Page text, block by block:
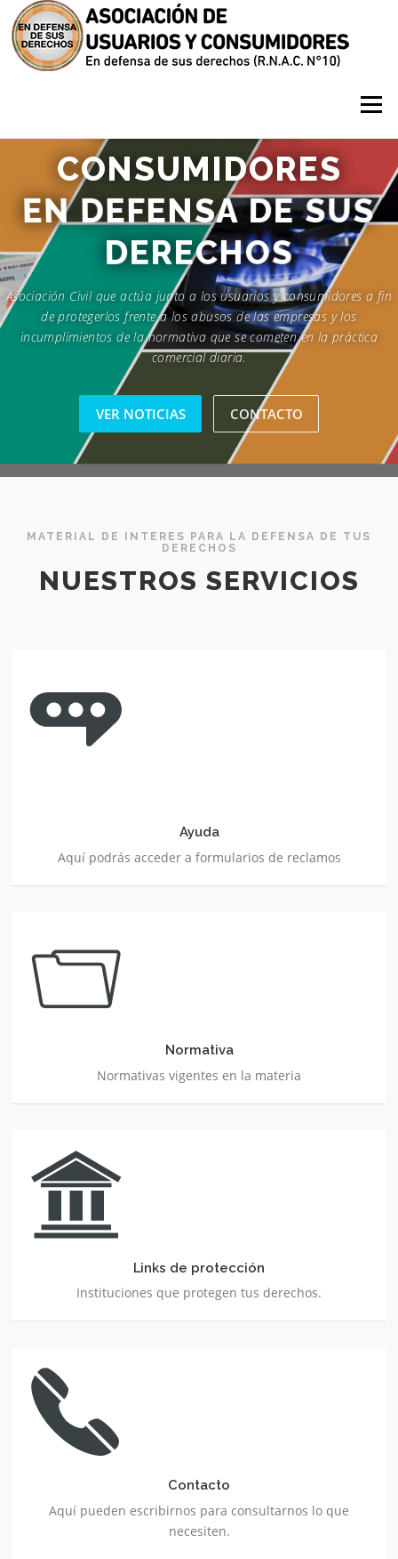
Saltar contenido
Menú
CONSUMIDORES
EN DEFENSA DE SUS
DERECHOS
Asociación Civil que actúa junto a los usuarios y consumidores a fin
de protegerlos frente a los abusos de las empresas y los
incumplimientos de la normativa que se cometen en la práctica
comercial diaria.
VER NOTICIAS CONTACTO
MATERIAL DE INTERES PARA LA DEFENSA DE TUS
DERECHOS
NUESTROS SERVICIOS
Ayuda
Aquí podrás acceder a formularios de reclamos
Normativa
Normativas vigentes en la materia
Links de protección
Links de protección
Instituciones que protegen tus derechos.
Contacto
Contacto
Aquí pueden escribirnos para consultarnos lo que
necesiten.